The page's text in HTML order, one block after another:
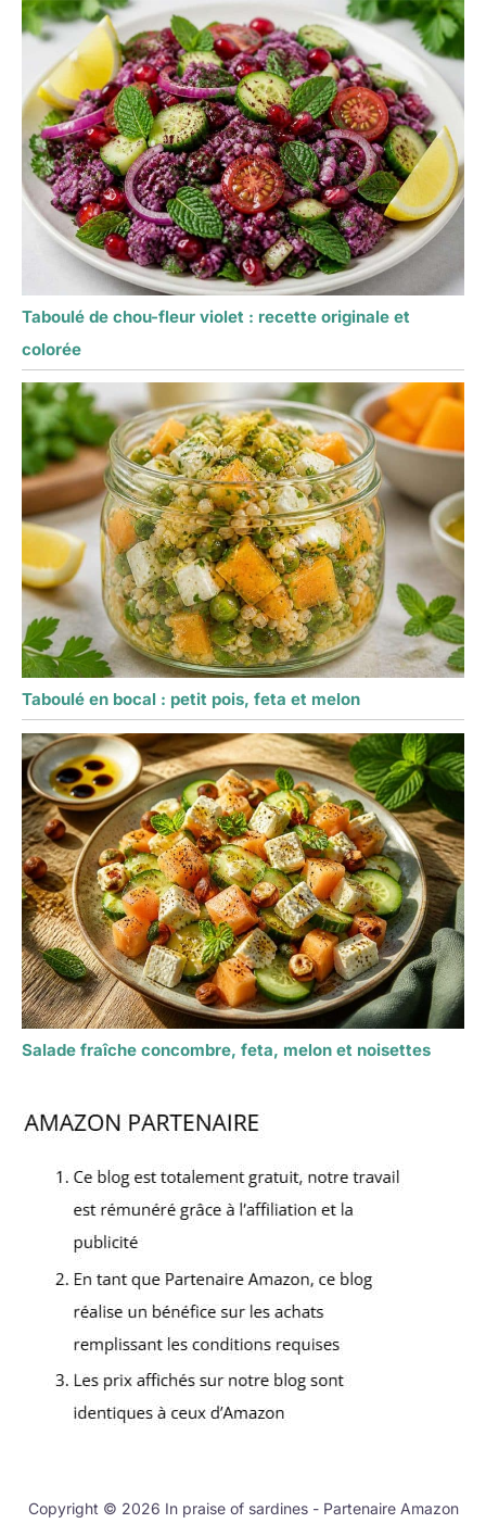
Taboulé de chou-fleur violet : recette originale et
colorée
Taboulé en bocal : petit pois, feta et melon
Salade fraîche concombre, feta, melon et noisettes
Copyright © 2026 In praise of sardines - Partenaire Amazon